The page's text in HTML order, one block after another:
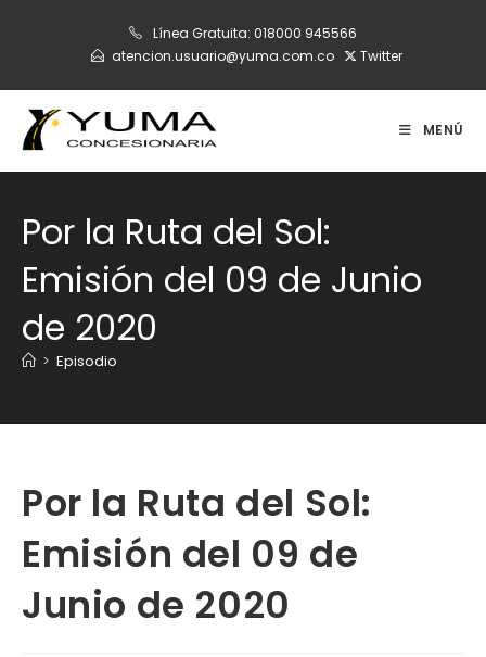
Línea Gratuita: 018000 945566
atencion.usuario@yuma.com.co
Twitter
MENÚ
Por la Ruta del Sol:
Emisión del 09 de Junio
de 2020
> Episodio
Por la Ruta del Sol:
Emisión del 09 de
Junio de 2020